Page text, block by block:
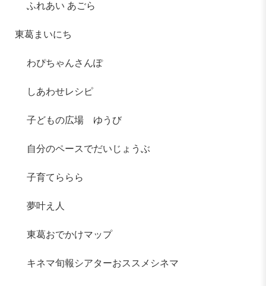
ふれあい あごら
東葛まいにち
わぴちゃんさんぽ
しあわせレシピ
子どもの広場 ゆうび
自分のペースでだいじょうぶ
子育てららら
夢叶え人
東葛おでかけマップ
キネマ旬報シアターおススメシネマ